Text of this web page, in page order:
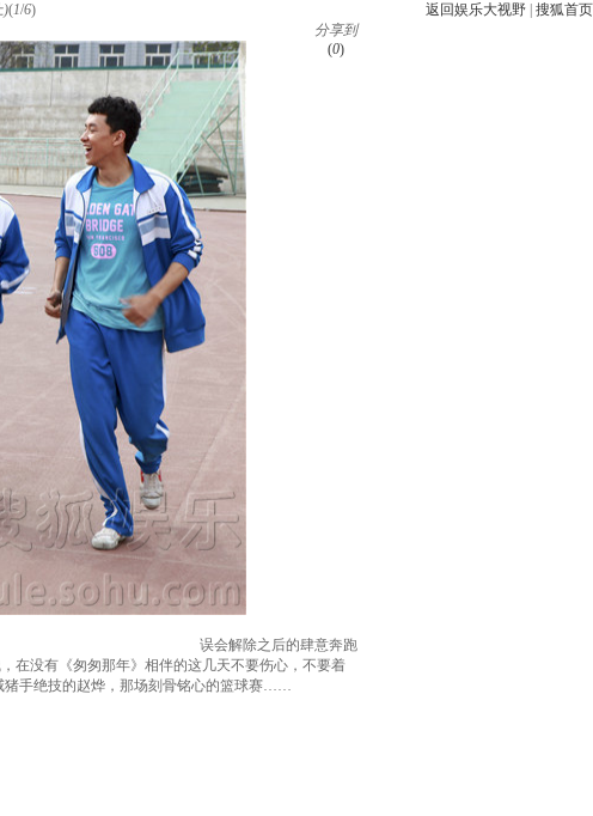
返回娱乐大视野 搜狐首页
)(1/6)
分享到
(0)
误会解除之后的肆意奔跑
在没有《匆匆那年》相伴的这几天不要伤心，不要着
猪手绝技的赵烨，那场刻骨铭心的篮球赛……